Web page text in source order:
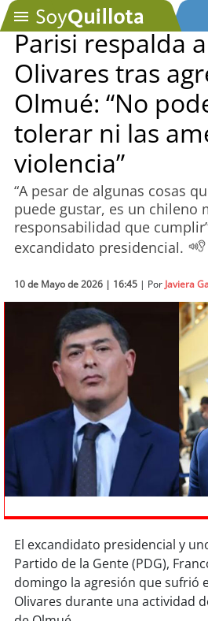
SOYTV
Podcast
Actualidad
Entretención
Economía
Deportes
Tecnología
Sostenibilidad
chile
arica
iquique
soycalama
soy antofagasta
soycopiapó
Parisi respalda
Olivares tras
Olmué: “No
tolerar ni las
violencia”
“A pesar de algunas cosas
puede gustar, es un chileno
responsabilidad que
excandidato presidencial.
10 de Mayo de 2026 | 16:45 | Por Javiera
El excandidato presidencial y
Partido de la Gente (PDG),
domingo la agresión que sufrió
Olivares durante una actividad